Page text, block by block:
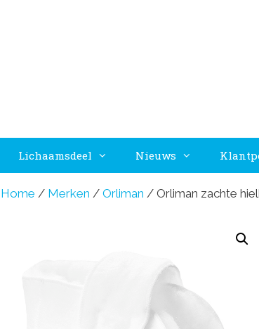
Lichaamsdeel Nieuws
Home / Merken / Orliman / Orliman zachte